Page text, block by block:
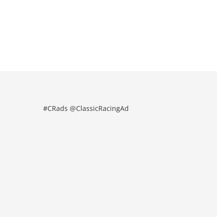
#CRads @ClassicRacingAd